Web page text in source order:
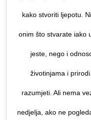
kako stvoriti ljepotu.
onim što stvarate iako
jeste, nego i
životinjama i
razumjeti. Ali nema
nedjelja, ako ne